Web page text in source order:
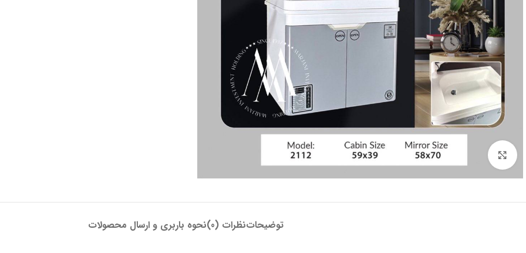
بزرگنمایی تصویر
توضیحاتنظرات (0) نحوه باربری و ارسال محصولات